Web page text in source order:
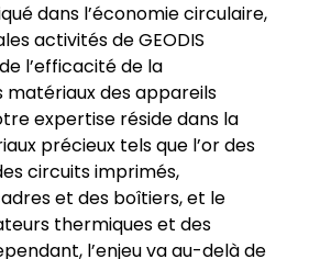
dans l’économie circulaire,
activités de GEODIS
l’efficacité de la
des appareils
expertise réside dans la
précieux tels que l’or des
circuits imprimés,
et des boîtiers, et le
thermiques et des
l’enjeu va au-delà de